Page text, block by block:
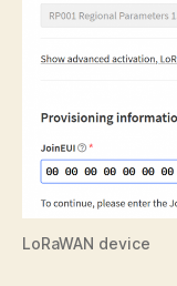
LoRaWAN device